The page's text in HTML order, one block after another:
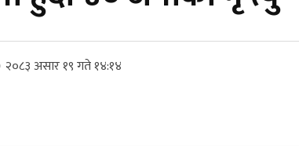
२०८३ असार १९ गते १४:१४